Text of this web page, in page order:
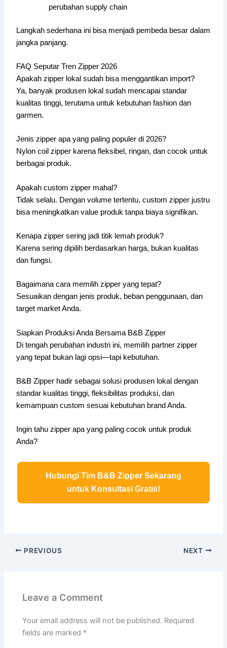
perubahan supply chain
Langkah sederhana ini bisa menjadi pembeda besar dalam
jangka panjang.
FAQ Seputar Tren Zipper 2026
Apakah zipper lokal sudah bisa menggantikan import?
Ya, banyak produsen lokal sudah mencapai standar
kualitas tinggi, terutama untuk kebutuhan fashion dan
garmen.
Jenis zipper apa yang paling populer di 2026?
Nylon coil zipper karena fleksibel, ringan, dan cocok untuk
berbagai produk.
Apakah custom zipper mahal?
Tidak selalu. Dengan volume tertentu, custom zipper justru
bisa meningkatkan value produk tanpa biaya signifikan.
Kenapa zipper sering jadi titik lemah produk?
Karena sering dipilih berdasarkan harga, bukan kualitas
dan fungsi.
Bagaimana cara memilih zipper yang tepat?
Sesuaikan dengan jenis produk, beban penggunaan, dan
target market Anda.
Siapkan Produksi Anda Bersama B&B Zipper
Di tengah perubahan industri ini, memilih partner zipper
yang tepat bukan lagi opsi—tapi kebutuhan.
B&B Zipper hadir sebagai solusi produsen lokal dengan
standar kualitas tinggi, fleksibilitas produksi, dan
kemampuan custom sesuai kebutuhan brand Anda.
Ingin tahu zipper apa yang paling cocok untuk produk
Anda?
Hubungi Tim B&B Zipper Sekarang
untuk Konsultasi Gratis!
PREVIOUS NEXT
Leave a Comment
Your email address will not be published. Required
fields are marked *